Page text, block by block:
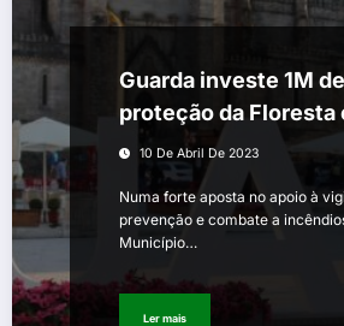
Guarda investe 1M
proteção da Floresta
10 De Abril De 2023
Numa forte aposta no apoio à
prevenção e combate a
Município…
Ler mais